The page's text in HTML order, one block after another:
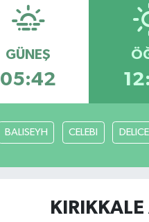
GÜNEŞ
05:42
BALISEYH CELEBI DELICE